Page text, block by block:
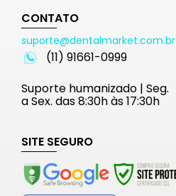
CONTATO
suporte@dentalmarket.com.br
(11) 91661-0999
Suporte humanizado | Seg.
a Sex. das 8:30h às 17:30h
SITE SEGURO